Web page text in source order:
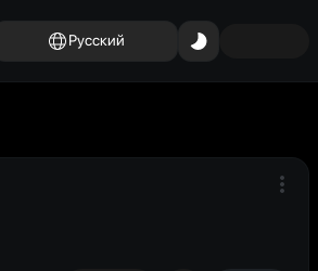
Русский